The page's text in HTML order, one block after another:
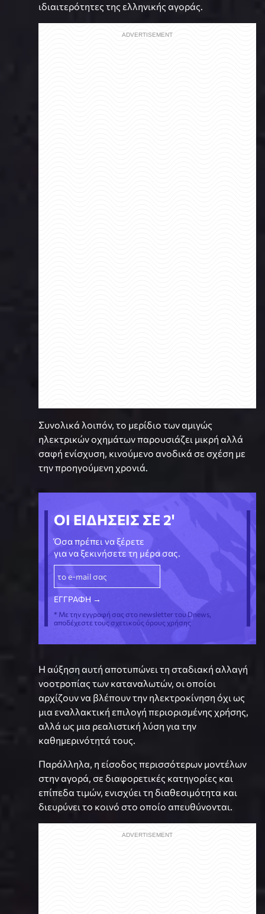
ιδιαιτερότητες της ελληνικής αγοράς.
Συνολικά λοιπόν, το μερίδιο των αμιγώς
ηλεκτρικών οχημάτων παρουσιάζει μικρή αλλά
σαφή ενίσχυση, κινούμενο ανοδικά σε σχέση με
την προηγούμενη χρονιά.
ΟΙ ΕΙΔΗΣΕΙΣ ΣΕ 2'
Όσα πρέπει να ξέρετε
για να ξεκινήσετε τη μέρα σας.
* Με την εγγραφή σας στο newsletter του Dnews,
αποδέχεστε τους σχετικούς όρους χρήσης
Η αύξηση αυτή αποτυπώνει τη σταδιακή αλλαγή
νοοτροπίας των καταναλωτών, οι οποίοι
αρχίζουν να βλέπουν την ηλεκτροκίνηση όχι ως
μια εναλλακτική επιλογή περιορισμένης χρήσης,
αλλά ως μια ρεαλιστική λύση για την
καθημερινότητά τους.
Παράλληλα, η είσοδος περισσότερων μοντέλων
στην αγορά, σε διαφορετικές κατηγορίες και
επίπεδα τιμών, ενισχύει τη διαθεσιμότητα και
διευρύνει το κοινό στο οποίο απευθύνονται.